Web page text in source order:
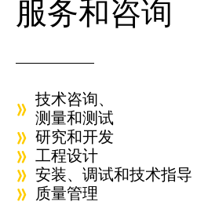
服务和咨询
技术咨询、
测量和测试
研究和开发
工程设计
安装、调试和技术指导
质量管理